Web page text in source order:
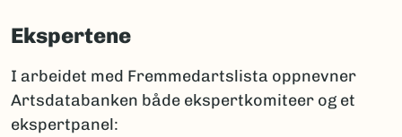
Ekspertene
I arbeidet med Fremmedartslista oppnevner
Artsdatabanken både ekspertkomiteer og et
ekspertpanel: